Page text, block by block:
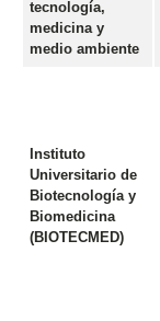
tecnología,
medicina y
medio ambiente
Instituto
Universitario de
Biotecnología y
Biomedicina
(BIOTECMED)